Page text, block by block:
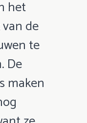
het
de
te
De
maken